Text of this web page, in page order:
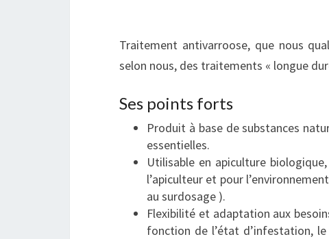
Traitement antivarroose, que nous
selon nous, des traitements « longue
Ses points forts
Produit à base de substances
essentielles.
Utilisable en apiculture
l’apiculteur et pour
au surdosage ).
Flexibilité et adaptation aux
fonction de l’état d’infestation,